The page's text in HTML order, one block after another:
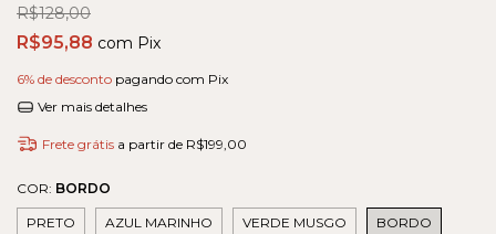
R$128,00
R$95,88 com Pix
6% de desconto pagando com Pix
Ver mais detalhes
Frete grátis a partir de R$199,00
COR: BORDO
PRETO AZUL MARINHO VERDE MUSGO BORDO